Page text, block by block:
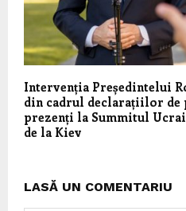
Intervenția Președintelui
din cadrul declarațiilor de
prezenți la Summitul
de la Kiev
LASĂ UN COMENTARIU